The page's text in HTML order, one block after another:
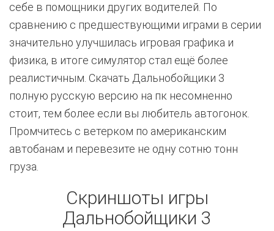
себе в помощники других водителей. По
сравнению с предшествующими играми в серии
значительно улучшилась игровая графика и
физика, в итоге симулятор стал ещё более
реалистичным. Скачать Дальнобойщики 3
полную русскую версию на пк несомненно
стоит, тем более если вы любитель автогонок.
Промчитесь с ветерком по американским
автобанам и перевезите не одну сотню тонн
груза.
Скриншоты игры
Дальнобойщики 3